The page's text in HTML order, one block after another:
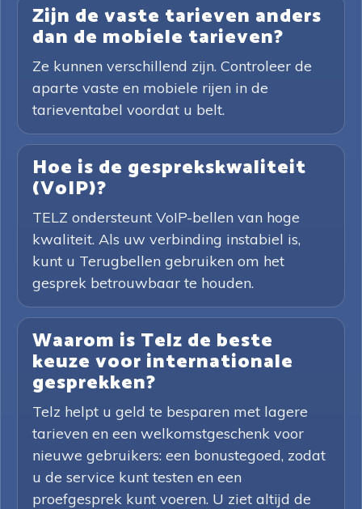
Zijn de vaste tarieven anders
dan de mobiele tarieven?
Ze kunnen verschillend zijn. Controleer de
aparte vaste en mobiele rijen in de
tarieventabel voordat u belt.
Hoe is de gesprekskwaliteit
(VoIP)?
TELZ ondersteunt VoIP-bellen van hoge
kwaliteit. Als uw verbinding instabiel is,
kunt u Terugbellen gebruiken om het
gesprek betrouwbaar te houden.
Waarom is Telz de beste
keuze voor internationale
gesprekken?
Telz helpt u geld te besparen met lagere
tarieven en een welkomstgeschenk voor
nieuwe gebruikers: een bonustegoed, zodat
u de service kunt testen en een
proefgesprek kunt voeren. U ziet altijd de